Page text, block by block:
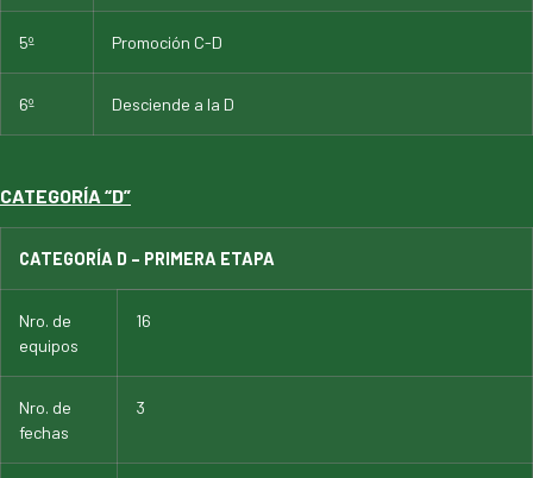
5º Promoción C-D
6º Desciende a la D
CATEGORÍA “D”
CATEGORÍA D – PRIMERA ETAPA
Nro. de
equipos
16
Nro. de
fechas
3